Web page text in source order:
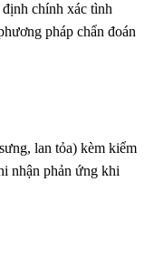
chính xác tình
pháp chẩn đoán
lan tỏa) kèm kiểm
nhận phản ứng khi